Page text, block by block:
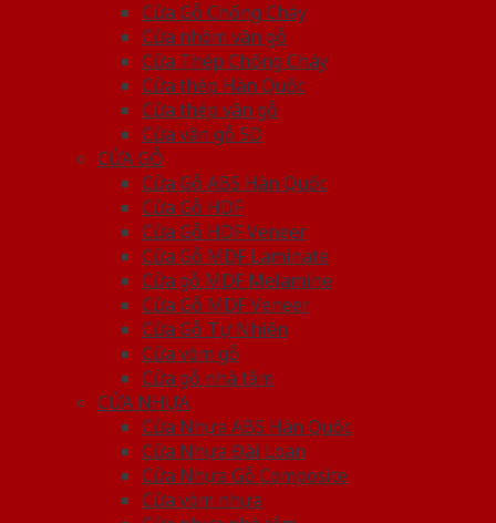
Cửa Gỗ Chống Cháy
Cửa nhôm vân gỗ
Cửa Thép Chống Cháy
Cửa thép Hàn Quốc
Cửa thép vân gỗ
Cửa vân gỗ 5D
CỬA GỖ
Cửa Gỗ ABS Hàn Quốc
Cửa Gỗ HDF
Cửa Gỗ HDF Veneer
Cửa Gỗ MDF Laminate
Cửa gỗ MDF Melamine
Cửa Gỗ MDF Veneer
Cửa Gỗ Tự Nhiên
Cửa vòm gỗ
Cửa gỗ nhà tắm
CỬA NHỰA
Cửa Nhựa ABS Hàn Quốc
Cửa Nhựa Đài Loan
Cửa Nhựa Gỗ Composite
Cửa vòm nhựa